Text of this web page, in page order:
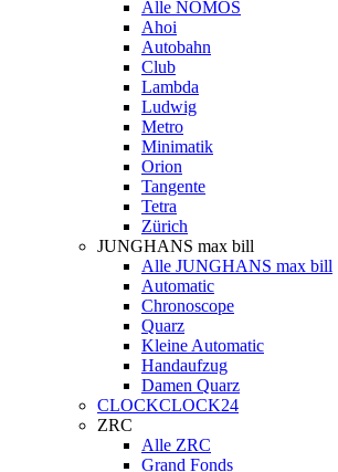
Alle NOMOS
Ahoi
Autobahn
Club
Lambda
Ludwig
Metro
Minimatik
Orion
Tangente
Tetra
Zürich
JUNGHANS max bill
Alle JUNGHANS max bill
Automatic
Chronoscope
Quarz
Kleine Automatic
Handaufzug
Damen Quarz
CLOCKCLOCK24
ZRC
Alle ZRC
Grand Fonds